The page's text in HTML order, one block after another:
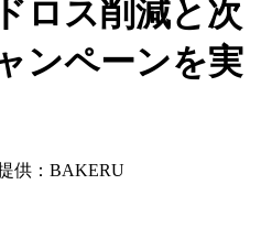
ロス削減と次
ンペーンを実
供：BAKERU